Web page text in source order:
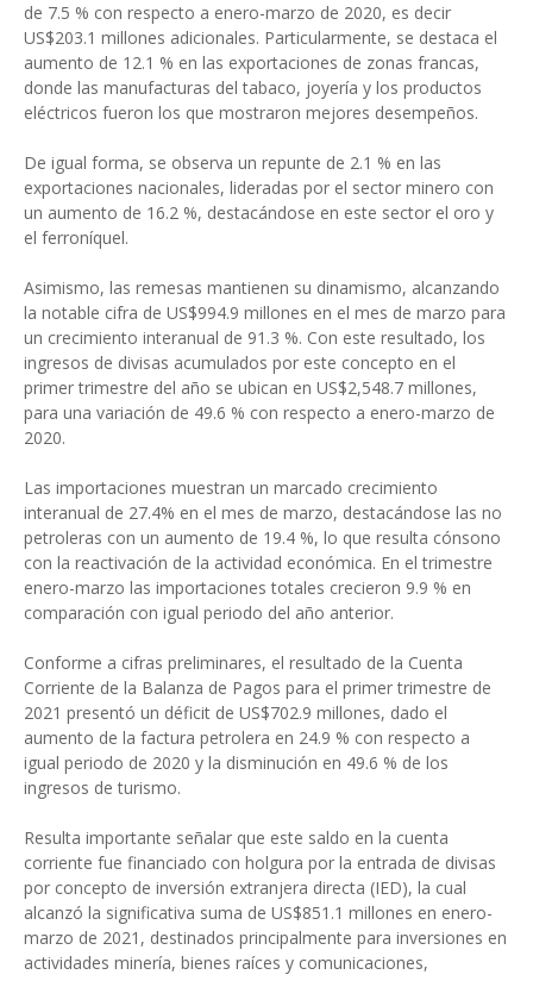
de 7.5 % con respecto a enero-marzo de 2020, es decir
US$203.1 millones adicionales. Particularmente, se destaca el
aumento de 12.1 % en las exportaciones de zonas francas,
donde las manufacturas del tabaco, joyería y los productos
eléctricos fueron los que mostraron mejores desempeños.
De igual forma, se observa un repunte de 2.1 % en las
exportaciones nacionales, lideradas por el sector minero con
un aumento de 16.2 %, destacándose en este sector el oro y
el ferroníquel.
Asimismo, las remesas mantienen su dinamismo, alcanzando
la notable cifra de US$994.9 millones en el mes de marzo para
un crecimiento interanual de 91.3 %. Con este resultado, los
ingresos de divisas acumulados por este concepto en el
primer trimestre del año se ubican en US$2,548.7 millones,
para una variación de 49.6 % con respecto a enero-marzo de
2020.
Las importaciones muestran un marcado crecimiento
interanual de 27.4% en el mes de marzo, destacándose las no
petroleras con un aumento de 19.4 %, lo que resulta cónsono
con la reactivación de la actividad económica. En el trimestre
enero-marzo las importaciones totales crecieron 9.9 % en
comparación con igual periodo del año anterior.
Conforme a cifras preliminares, el resultado de la Cuenta
Corriente de la Balanza de Pagos para el primer trimestre de
2021 presentó un déficit de US$702.9 millones, dado el
aumento de la factura petrolera en 24.9 % con respecto a
igual periodo de 2020 y la disminución en 49.6 % de los
ingresos de turismo.
Resulta importante señalar que este saldo en la cuenta
corriente fue financiado con holgura por la entrada de divisas
por concepto de inversión extranjera directa (IED), la cual
alcanzó la significativa suma de US$851.1 millones en enero-
marzo de 2021, destinados principalmente para inversiones en
actividades minería, bienes raíces y comunicaciones,